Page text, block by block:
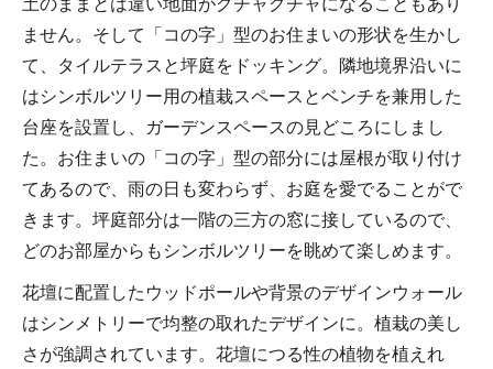
ません。そして「コの字」型のお住まいの形状を生かし
て、タイルテラスと坪庭をドッキング。隣地境界沿いに
はシンボルツリー用の植栽スペースとベンチを兼用した
台座を設置し、ガーデンスペースの見どころにしまし
た。お住まいの「コの字」型の部分には屋根が取り付け
てあるので、雨の日も変わらず、お庭を愛でることがで
きます。坪庭部分は一階の三方の窓に接しているので、
どのお部屋からもシンボルツリーを眺めて楽しめます。
花壇に配置したウッドポールや背景のデザインウォール
はシンメトリーで均整の取れたデザインに。植栽の美し
さが強調されています。花壇につる性の植物を植えれ